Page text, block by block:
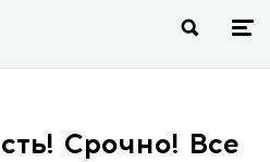
Срочно! Все